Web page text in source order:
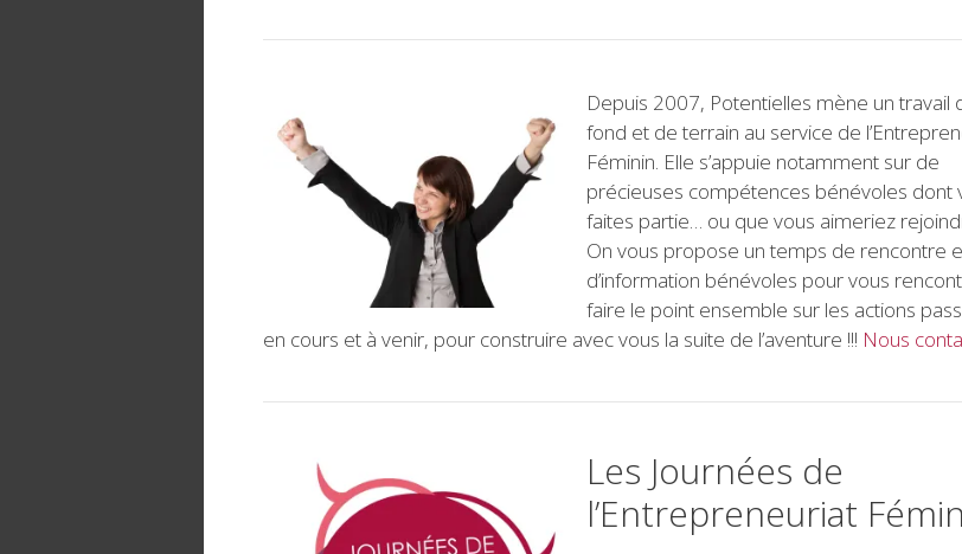
Depuis 2007, Potentielles mène un travail
fond et de terrain au service de
Féminin. Elle s’appuie notamment sur de
précieuses compétences bénévoles dont
faites partie… ou que vous aimeriez
On vous propose un temps de rencontre
d’information bénévoles pour vous
faire le point ensemble sur les actions
en cours et à venir, pour construire avec vous la suite de l’aventure !!! Nous
Les Journées de
l’Entrepreneuriat